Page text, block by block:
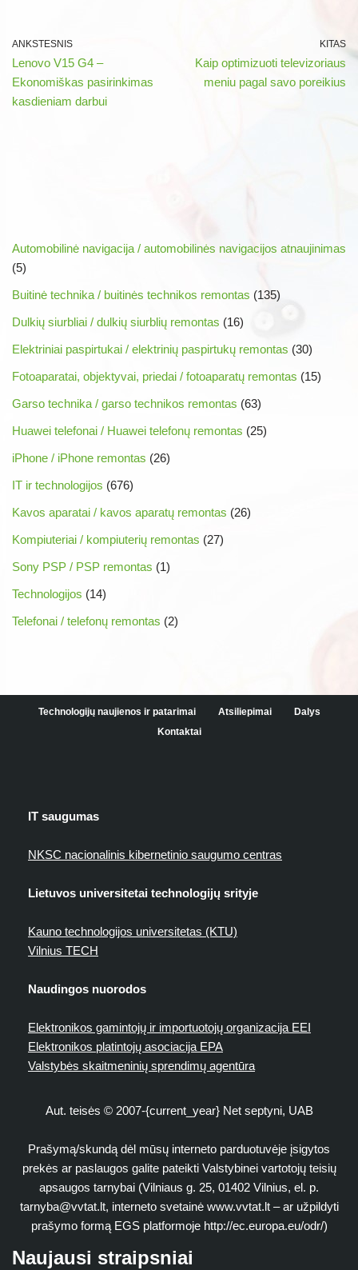
ANKSTESNIS
Lenovo V15 G4 –
Ekonomiškas pasirinkimas
kasdieniam darbui
KITAS
Kaip optimizuoti televizoriaus
meniu pagal savo poreikius
Automobilinė navigacija / automobilinės navigacijos atnaujinimas
(5)
Buitinė technika / buitinės technikos remontas (135)
Dulkių siurbliai / dulkių siurblių remontas (16)
Elektriniai paspirtukai / elektrinių paspirtukų remontas (30)
Fotoaparatai, objektyvai, priedai / fotoaparatų remontas (15)
Garso technika / garso technikos remontas (63)
Huawei telefonai / Huawei telefonų remontas (25)
iPhone / iPhone remontas (26)
IT ir technologijos (676)
Kavos aparatai / kavos aparatų remontas (26)
Kompiuteriai / kompiuterių remontas (27)
Sony PSP / PSP remontas (1)
Technologijos (14)
Telefonai / telefonų remontas (2)
Technologijų naujienos ir patarimai Atsiliepimai
Dalys
Kontaktai
IT saugumas
NKSC nacionalinis kibernetinio saugumo centras
Lietuvos universitetai technologijų srityje
Kauno technologijos universitetas (KTU)
Vilnius TECH
Naudingos nuorodos
Elektronikos gamintojų ir importuotojų organizacija EEI
Elektronikos platintojų asociacija EPA
Valstybės skaitmeninių sprendimų agentūra
Aut. teisės © 2007-{current_year} Net septyni, UAB
Prašymą/skundą dėl mūsų interneto parduotuvėje įsigytos
prekės ar paslaugos galite pateikti Valstybinei vartotojų teisių
apsaugos tarnybai (Vilniaus g. 25, 01402 Vilnius, el. p.
tarnyba@vvtat.lt, interneto svetainė www.vvtat.lt – ar užpildyti
prašymo formą EGS platformoje http://ec.europa.eu/odr/)
Naujausi straipsniai